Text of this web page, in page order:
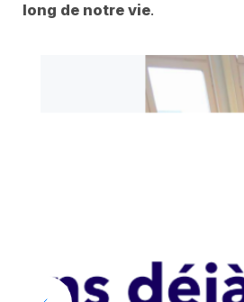
long de notre vie.